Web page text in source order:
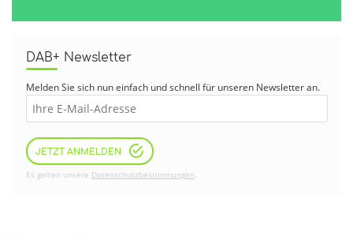
DAB+ Newsletter
Melden Sie sich nun einfach und schnell für unseren Newsletter an.
JETZT ANMELDEN
Es gelten unsere Datenschutzbestimmungen.